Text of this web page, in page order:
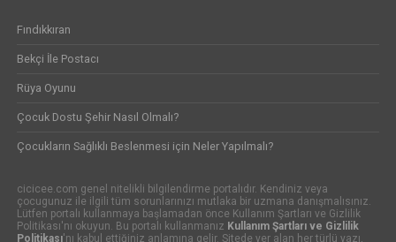
Fındıkkıran
Bekçi İle Postacı
Rüya Oyunu
Çocuk Dostu Şehir Nasıl Olmalı?
Çocukların Sağlıklı Beslenmesi için Neler Yapılmalı?
cicicee.com genel nitelikli bilgilendirme portalıdır. Kendiniz veya
çocugunuz ile ilgili tüm sorunlarınızı mutlaka bir uzmana danışmalısınız.
Lütfen portalı kullanmaya başlamadan önce Kullanım Şartları ve Gizlilik
Politikası'nı okuyun. Bu portalı kullanmanız Kullanım Şartları ve Gizlilik
Politikası'nı kabul ettiğiniz anlamına gelir. Sitede yer alan her türlü yazı,